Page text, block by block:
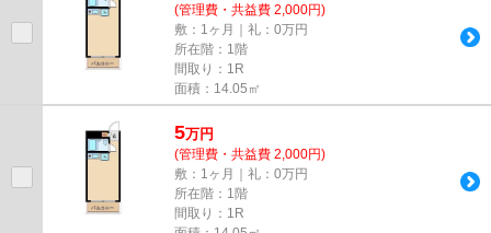
(管理費・共益費 2,000円)
敷：1ヶ月｜礼：0万円
所在階：1階
間取り：1R
面積：14.05㎡
5万円
(管理費・共益費 2,000円)
敷：1ヶ月｜礼：0万円
所在階：1階
間取り：1R